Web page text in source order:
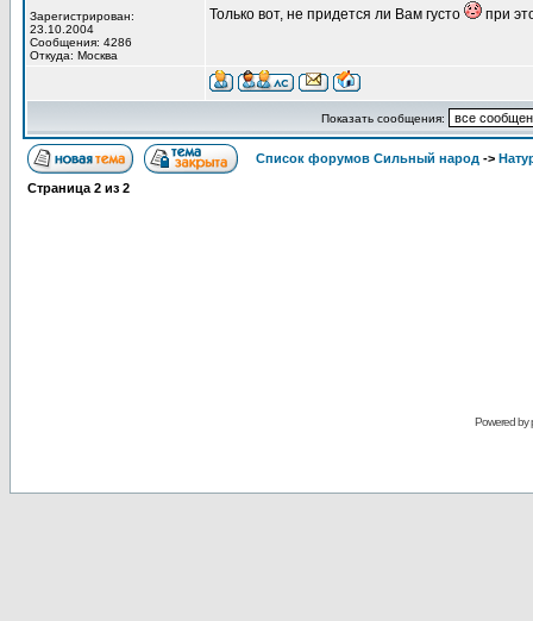
Зарегистрирован:
23.10.2004
Сообщения: 4286
Откуда: Москва
Только вот, не придется ли Вам густо
при
Показать сообщения:
Список форумов Сильный народ ->
Страница 2 из 2
Powered by